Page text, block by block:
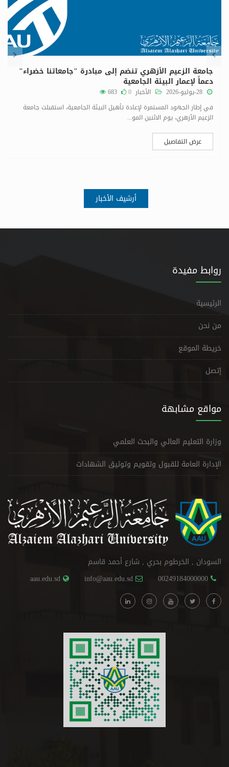
جامعة الزعيم الأزهري تنضم إلى مبادرة "جامعاتنا خضراء"
دعماً لإعمار البيئة الجامعية
الأخبار 0
683
في إطار الجهود المستمرة لإعادة تأهيل البيئة الجامعية، استقبلت جامعة
الزعيم الأزهري، يوم الاثنين المو...
عرض التفاصيل
أرشيف الأخبار
روابط مفيدة
الرئيسية
من نحن
خريطة الموقع
إتصل
مواقع مشابهة
وزارة التعليم العالي والبحث العلمي
الإدارة العامة للقبول وتقويم وتوثيق الشهادات
السودان , الخرطوم بحري , شارع أحمد قاسم
00249184000000
info@aau.edu.sd
aau.edu.sd